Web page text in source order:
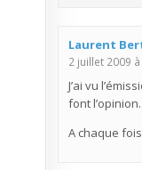
Laurent
2 juillet 2009
J’ai vu
font l’opinion.
A chaque